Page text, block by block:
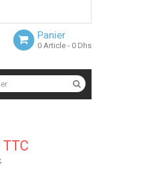
Panier
0 Article - 0 Dhs
TTC